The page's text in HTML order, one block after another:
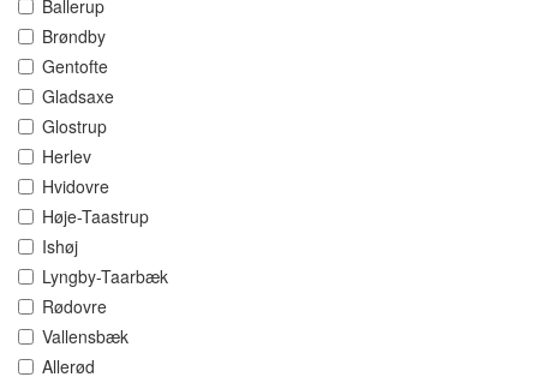
Ballerup
Brøndby
Gentofte
Gladsaxe
Glostrup
Herlev
Hvidovre
Høje-Taastrup
Ishøj
Lyngby-Taarbæk
Rødovre
Vallensbæk
Allerød